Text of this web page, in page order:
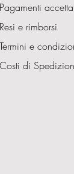
Pagamenti
Resi e rimborsi
Termini e
Costi di